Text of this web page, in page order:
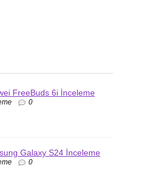
FreeBuds 6i İnceleme
0
Galaxy S24 İnceleme
0